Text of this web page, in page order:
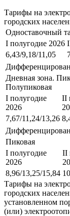
Тарифы на
городских
Одноставочный
I полугодие 2026
6,43/9,18/11,05
Дневная зона.
Полупиковая
I полугодие
2026
II
7,67/11,24/13,26
Пиковая
I полугодие
2026
II
8,96/13,25/15,84
Тарифы на
городских
установленном
(или)